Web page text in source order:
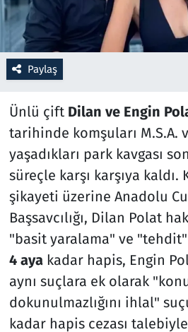
Paylaş
Ünlü çift Dilan ve Engin
tarihinde komşuları M.S.A.
yaşadıkları park kavgası
süreçle karşı karşıya kaldı.
şikayeti üzerine Anadolu
Başsavcılığı, Dilan Polat
"basit yaralama" ve
4 aya kadar hapis, Engin
aynı suçlara ek olarak
dokunulmazlığını ihlal"
kadar hapis cezası
Seçim 2023
Spor
Televizyon